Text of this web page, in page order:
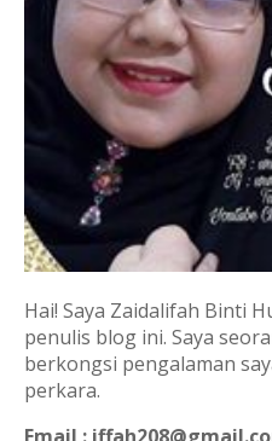
Hai! Saya Zaidalifah Binti
penulis blog ini. Saya
berkongsi pengalaman
perkara.